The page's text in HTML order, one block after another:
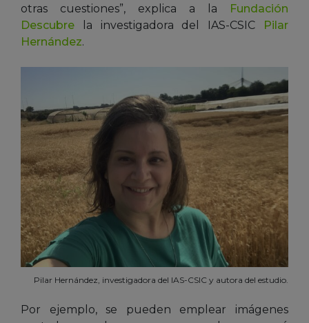
otras cuestiones”, explica a la
Fundación
Descubre la investigadora del IAS-CSIC
Pilar
Hernández.
Pilar Hernández, investigadora del IAS-CSIC y autora del estudio.
Por ejemplo, se pueden emplear imágenes